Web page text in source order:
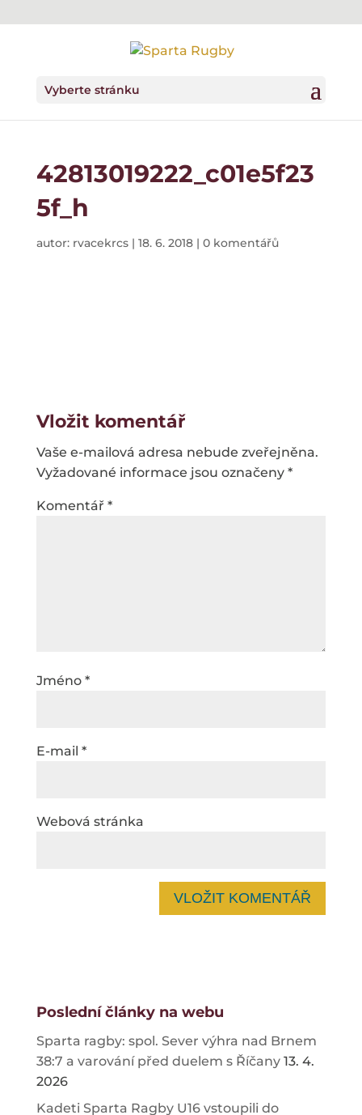
Vyberte stránku
42813019222_c01e5f23
5f_h
autor: rvacekrcs| 18. 6. 2018| 0 komentářů
Vložit komentář
Vaše e-mailová adresa nebude zveřejněna.
Vyžadované informace jsou označeny *
Komentář *
Jméno *
E-mail *
Webová stránka
Poslední články na webu
Sparta ragby: spol. Sever výhra nad Brnem
38:7 a varování před duelem s Říčany 13. 4.
2026
Kadeti Sparta Ragby U16 vstoupili do